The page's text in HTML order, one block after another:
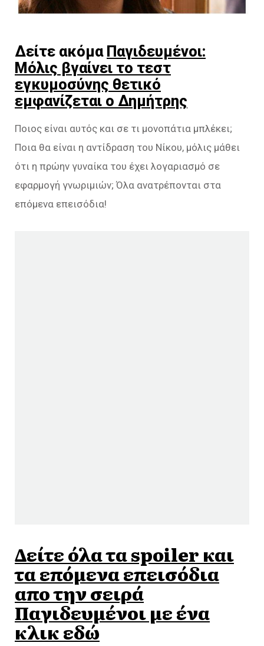
Δείτε ακόμα Παγιδευμένοι:
Μόλις βγαίνει το τεστ
εγκυμοσύνης θετικό
εμφανίζεται ο Δημήτρης
Ποιος είναι αυτός και σε τι μονοπάτια μπλέκει;
Ποια θα είναι η αντίδραση του Νίκου, μόλις μάθει
ότι η πρώην γυναίκα του έχει λογαριασμό σε
εφαρμογή γνωριμιών; Όλα ανατρέπονται στα
επόμενα επεισόδια!
Δείτε όλα τα spoiler και
τα επόμενα επεισόδια
απο την σειρά
Παγιδευμένοι με ένα
κλικ εδώ